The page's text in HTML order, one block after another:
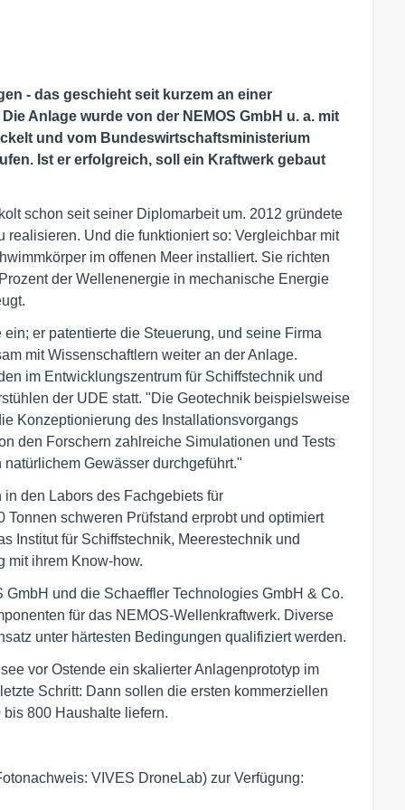
- das geschieht seit kurzem an einer
Anlage wurde von der NEMOS GmbH u. a. mit
und vom Bundeswirtschaftsministerium
Ist er erfolgreich, soll ein Kraftwerk gebaut
schon seit seiner Diplomarbeit um. 2012 gründete
realisieren. Und die funktioniert so: Vergleichbar mit
im offenen Meer installiert. Sie richten
der Wellenenergie in mechanische Energie
er patentierte die Steuerung, und seine Firma
mit Wissenschaftlern weiter an der Anlage.
im Entwicklungszentrum für Schiffstechnik und
der UDE statt. "Die Geotechnik beispielsweise
Konzeptionierung des Installationsvorgangs
den Forschern zahlreiche Simulationen und Tests
Gewässer durchgeführt."
den Labors des Fachgebiets für
schweren Prüfstand erprobt und optimiert
Institut für Schiffstechnik, Meerestechnik und
mit ihrem Know-how.
und die Schaeffler Technologies GmbH & Co.
für das NEMOS-Wellenkraftwerk. Diverse
unter härtesten Bedingungen qualifiziert werden.
vor Ostende ein skalierter Anlagenprototyp im
Schritt: Dann sollen die ersten kommerziellen
800 Haushalte liefern.
VIVES DroneLab) zur Verfügung: